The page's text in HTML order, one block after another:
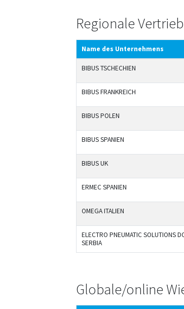
Regionale
Name des Unternehmens
BIBUS TSCHECHIEN
BIBUS FRANKREICH
BIBUS POLEN
BIBUS SPANIEN
BIBUS UK
ERMEC SPANIEN
OMEGA ITALIEN
ELECTRO PNEUMATIC SOLUTIONS
SERBIA
Globale/online